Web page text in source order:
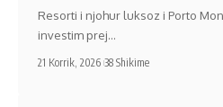
Resorti i njohur luksoz i Porto
investim prej…
21 Korrik, 2026 38 Shikime